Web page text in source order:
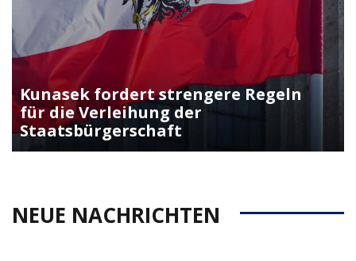
Kunasek fordert strengere Regeln
für die Verleihung der
Staatsbürgerschaft
NEUE NACHRICHTEN